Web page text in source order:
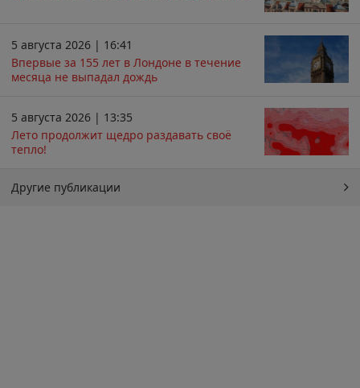
5 августа 2026 | 16:41
Впервые за 155 лет в Лондоне в течение
месяца не выпадал дождь
5 августа 2026 | 13:35
Лето продолжит щедро раздавать своё
тепло!
Другие публикации